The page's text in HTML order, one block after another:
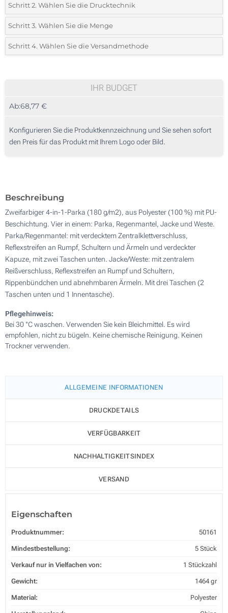
Schritt 2. Wählen Sie die Drucktechnik
*Wählen Sie die Druck- und Farbtechniken für Ihr Logo:
1 Farbig (Auf einer Seite)
3 Farbig (Auf einer Seite)
Vollfarbdruck (Auf einer Seite)
Schritt 3. Wählen Sie die Menge
*Mindestbestellmenge 5 (Gesamte Bestellung)
Schritt 4. Wählen Sie die Versandmethode
IHR BUDGET
Ab:68,77 €
Konfigurieren Sie die Produktkennzeichnung und Sie sehen sofort
den Preis für das Produkt mit Ihrem Logo oder Bild.
Beschreibung
Zweifarbiger 4-in-1-Parka (180 g/m2), aus Polyester (100 %) mit PU-
Beschichtung. Vier in einem: Parka, Regenmantel, Jacke und Weste.
Parka/Regenmantel: mit verdecktem Zentralklettverschluss,
Reflexstreifen an Rumpf, Schultern und Ärmeln und verdeckter
Kapuze, mit zwei Taschen unten. Jacke/Weste: mit zentralem
Reißverschluss, Reflexstreifen an Rumpf und Schultern,
Rippenbündchen und abnehmbaren Ärmeln. Mit drei Taschen (2
Taschen unten und 1 Innentasche).
Pflegehinweis:
Bei 30 °C waschen. Verwenden Sie kein Bleichmittel. Es wird
empfohlen, nicht zu bügeln. Keine chemische Reinigung. Keinen
Trockner verwenden.
ALLGEMEINE INFORMATIONEN
DRUCKDETAILS
VERFÜGBARKEIT
NACHHALTIGKEITSINDEX
VERSAND
Eigenschaften
Produktnummer: 50161
Mindestbestellung: 5 Stück
Verkauf nur in Vielfachen von: 1 Stückzahl
Gewicht: 1464 gr
Material: Polyester